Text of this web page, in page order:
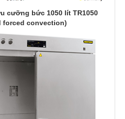
cưỡng bức 1050 lít TR1050
forced convection)